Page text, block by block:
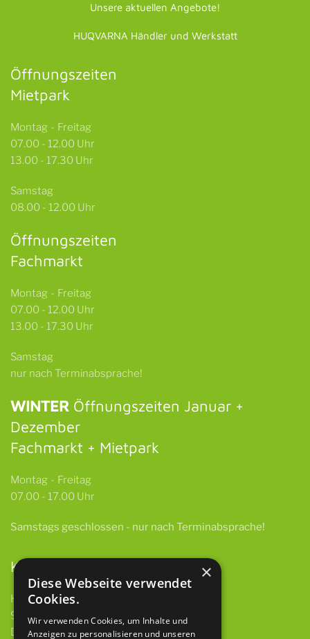
Unsere aktuellen Angebote!
HUQVARNA Händler und Werkstatt
Öffnungszeiten
Mietpark
Montag - Freitag
07.00 - 12.00 Uhr
13.00 - 17.30 Uhr
Samstag
08.00 - 12.00 Uhr
Öffnungszeiten
Fachmarkt
Montag - Freitag
07.00 - 12.00 Uhr
13.00 - 17.30 Uhr
Samstag
nur nach Terminabsprache!
WINTER Öffnungszeiten Januar +
Dezember
Fachmarkt + Mietpark
Montag - Freitag
07.00 - 17.00 Uhr
Samstags geschlossen - nur nach Terminabsprache!
Kontakt
HBH GmbH & Co. KG
97922 Lauda-Königshofen
Deubacher Str. 12
×
Diese Webseite verwendet
Cookies.
Wir verwenden Cookies, um Inhalte und
Anzeigen zu personalisieren und unseren